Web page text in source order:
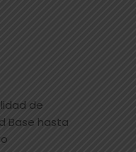
de
Base hasta